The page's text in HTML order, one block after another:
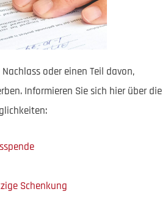
oder einen Teil davon,
Informieren Sie sich hier über die
Schenkung